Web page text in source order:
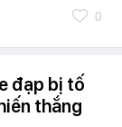
0
đạp bị tố
thắng